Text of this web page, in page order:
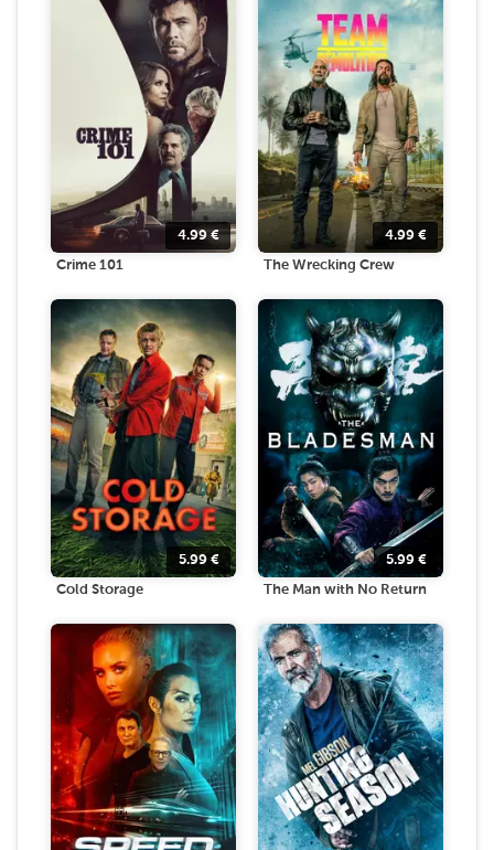
4.99€
Crime 101
4.99 €
The Wrecking Crew
5.99 €
Cold Storage
5.99 €
The Man with No Return